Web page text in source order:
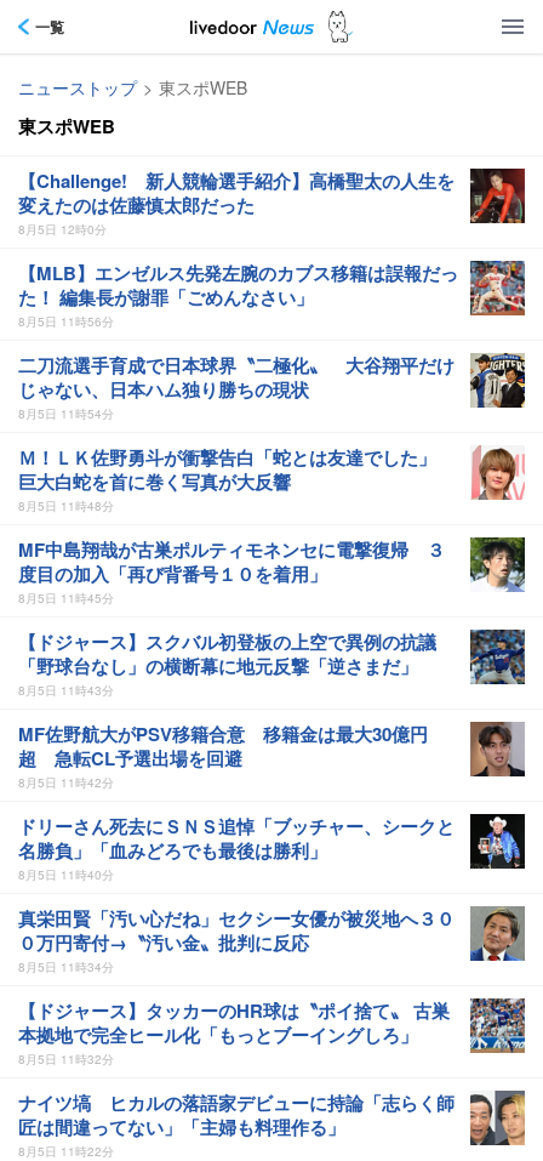
一覧
ニューストップ > 東スポWEB
東スポWEB
【Challenge! 新人競輪選手紹介】高橋聖太の人生を
変えたのは佐藤慎太郎だった
8月5日 12時0分
【MLB】エンゼルス先発左腕のカブス移籍は誤報だっ
た！ 編集長が謝罪「ごめんなさい」
8月5日 11時56分
二刀流選手育成で日本球界〝二極化〟 大谷翔平だけ
じゃない、日本ハム独り勝ちの現状
8月5日 11時54分
Ｍ！ＬＫ佐野勇斗が衝撃告白「蛇とは友達でした」
巨大白蛇を首に巻く写真が大反響
8月5日 11時48分
MF中島翔哉が古巣ポルティモネンセに電撃復帰 ３
度目の加入「再び背番号１０を着用」
8月5日 11時45分
【ドジャース】スクバル初登板の上空で異例の抗議
「野球台なし」の横断幕に地元反撃「逆さまだ」
8月5日 11時43分
MF佐野航大がPSV移籍合意 移籍金は最大30億円
超 急転CL予選出場を回避
8月5日 11時42分
ドリーさん死去にＳＮＳ追悼「ブッチャー、シークと
名勝負」「血みどろでも最後は勝利」
8月5日 11時40分
真栄田賢「汚い心だね」セクシー女優が被災地へ３０
０万円寄付→〝汚い金〟批判に反応
8月5日 11時34分
【ドジャース】タッカーのHR球は〝ポイ捨て〟 古巣
本拠地で完全ヒール化「もっとブーイングしろ」
8月5日 11時32分
ナイツ塙 ヒカルの落語家デビューに持論「志らく師
匠は間違ってない」「主婦も料理作る」
8月5日 11時22分